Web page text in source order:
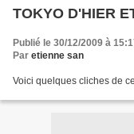
TOKYO D'HIER
Publié le 30/12/2009 à
Par etienne san
Voici quelques cliches de